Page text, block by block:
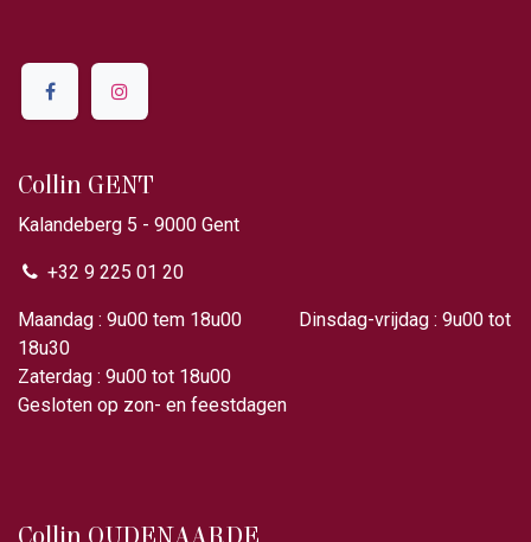
Collin GENT
Kalandeberg 5 - 9000 Gent​
+32 9 225 01 20
Maandag : 9u00 tem 18u00 Dinsdag-vrijdag : 9u00 tot
18u30
Zaterdag : 9u00 tot 18u00
Gesloten op zon- en feestdagen